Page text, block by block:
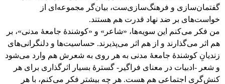
گفتمان‌سازی و فرهنگ‌سازی‌ست، بیان‌گر مجموعه‌ای از
خواست‌های بر ضد نهاد قدرت هم هستند.
من فکر می‌کنم این سویه‌ها، «شاعر» و «کوشندۀ جامعۀ مدنی»، بر
هم اثر می‌گذارند و از هم اثر می‌پذیرند. حساسیت‌ها و دلنگرانی‌های
زندیانِ کوشندۀ جامعۀ مدنی به هر روی به شعرش هم وارد می‌شود
و شعر -ادبیات در معنای فراگیر- گسترۀ بسیار اثرگذاری برای هر
کنش‌گری اجتماعی هم هست. هر چه بیشتر فکر می‌کنم، با هر